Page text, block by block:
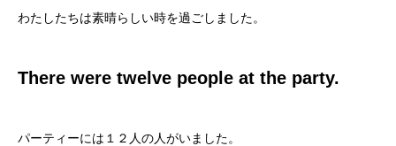
わたしたちは素晴らしい時を過ごしました。
There were twelve people at the party.
パーティーには１２人の人がいました。